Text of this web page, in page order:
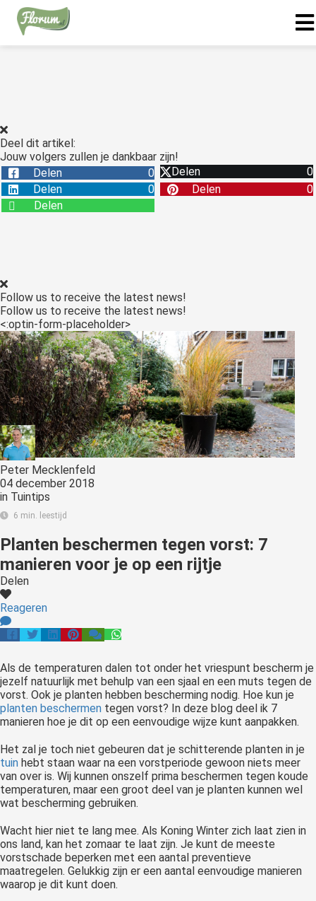
Deel dit artikel:
Jouw volgers zullen je dankbaar zijn!
Delen
0 Delen
0
Delen
0 Delen
0
Delen
Follow us to receive the latest news!
Follow us to receive the latest news!
<:optin-form-placeholder>
Peter Mecklenfeld
04 december 2018
in Tuintips
6 min. leestijd
Planten beschermen tegen vorst: 7
manieren voor je op een rijtje
Delen
Reageren
Als de temperaturen dalen tot onder het vriespunt bescherm je
jezelf natuurlijk met behulp van een sjaal en een muts tegen de
vorst. Ook je planten hebben bescherming nodig. Hoe kun je
planten beschermen tegen vorst? In deze blog deel ik 7
manieren hoe je dit op een eenvoudige wijze kunt aanpakken.
Het zal je toch niet gebeuren dat je schitterende planten in je
tuin hebt staan waar na een vorstperiode gewoon niets meer
van over is. Wij kunnen onszelf prima beschermen tegen koude
temperaturen, maar een groot deel van je planten kunnen wel
wat bescherming gebruiken.
Wacht hier niet te lang mee. Als Koning Winter zich laat zien in
ons land, kan het zomaar te laat zijn. Je kunt de meeste
vorstschade beperken met een aantal preventieve
maatregelen. Gelukkig zijn er een aantal eenvoudige manieren
waarop je dit kunt doen.